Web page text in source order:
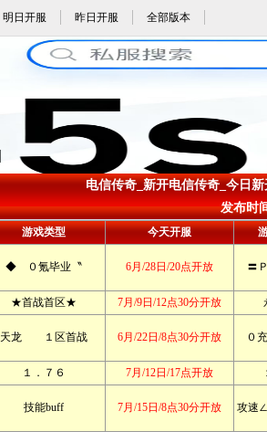
明日开服 昨日开服 全部版本
电信传奇_新开电信传奇_今日
发布时
游戏类型 今天开服
◆ ０氪毕业〝 6月/28日/20点开放 〓
★首战首区★ 7月/9日/12点30分开放
天龙 １区首战 6月/22日/8点30分开放 ０
１．７６ 7月/12日/17点开放
技能buff 7月/15日/8点30分开放 攻速